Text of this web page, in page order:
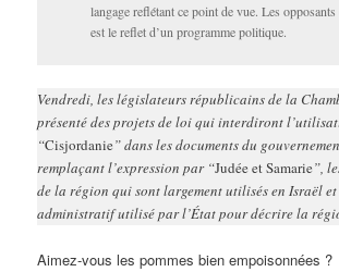
langage reflétant ce point de vue. Les
est le reflet d’un programme politique.
Vendredi, les législateurs républicains de la
présenté des projets de loi qui interdiront
“Cisjordanie” dans les documents du
remplaçant l’expression par “Judée et Samarie”,
de la région qui sont largement utilisés en Israël
administratif utilisé par l’État pour décrire la
Aimez-vous les pommes bien empoisonnées ?